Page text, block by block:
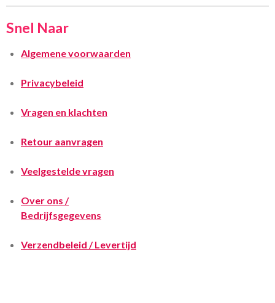
Snel Naar
Algemene voorwaarden
Privacybeleid
Vragen en klachten
Retour aanvragen
Veelgestelde vragen
Over ons /
Bedrijfsgegevens
Verzendbeleid / Levertijd